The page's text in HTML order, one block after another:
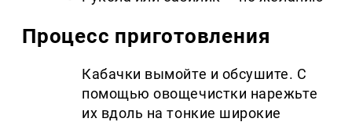
Процесс приготовления
Кабачки вымойте и обсушите. С
помощью овощечистки нарежьте
их вдоль на тонкие широкие